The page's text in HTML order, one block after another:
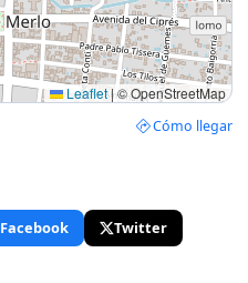
Leaflet|© OpenStreetMap
Cómo llegar
Facebook Twitter